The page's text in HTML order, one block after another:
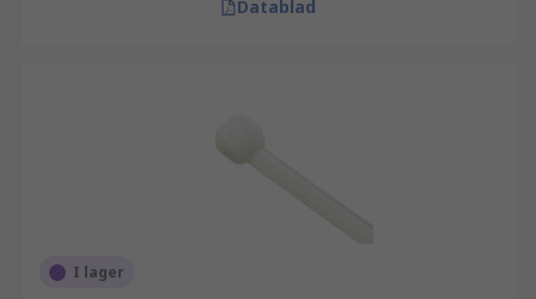
Datablad
I lager